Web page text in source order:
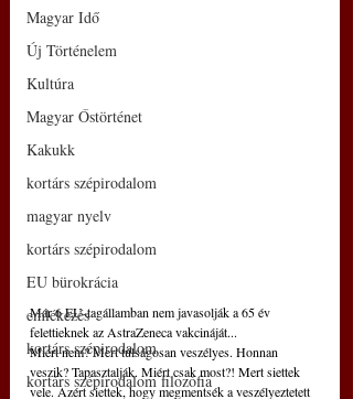
Magyar Idő
Új Történelem
Kultúra
Magyar Őstörténet
Kakukk
kortárs szépirodalom
magyar nyelv
kortárs szépirodalom
EU bürokrácia
emlékezés
kortárs szépirodalom
kortárs szépirodalom filozófia
Már 6 EU-tagállamban nem javasolják a 65 év
felettieknek az AstraZeneca vakcináját...
Miért nem? Mert túlságosan veszélyes. Honnan
veszik? Tapasztalják. Miért csak most?! Mert siettek
vele. Azért siettek, hogy megmentsék a veszélyeztetett